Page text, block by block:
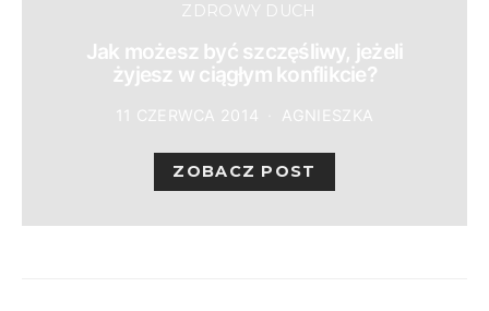
ZDROWY DUCH
Jak możesz być szczęśliwy, jeżeli
żyjesz w ciągłym konflikcie?
11 CZERWCA 2014 AGNIESZKA
ZOBACZ POST